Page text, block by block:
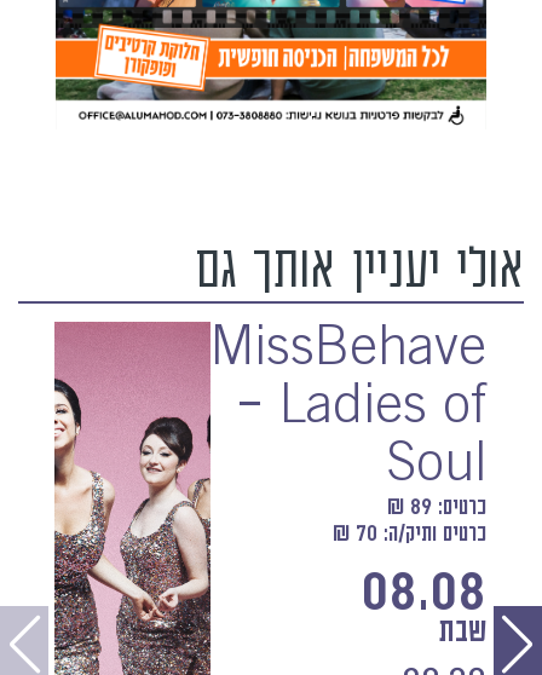
אולי יעניין אותך גם
MissBehave
– Ladies of
Soul
כרטיס: 89 ₪
כרטיס ותיק/ה: 70 ₪
08.08
שבת